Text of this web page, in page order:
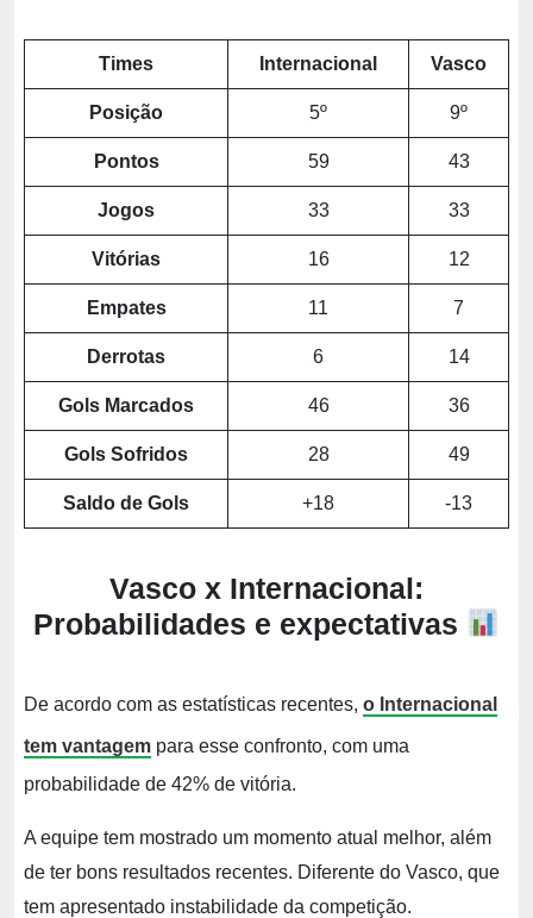
Times Internacional Vasco
Posição 5º 9º
Pontos 59 43
Jogos 33 33
Vitórias 16 12
Empates 11 7
Derrotas 6 14
Gols Marcados 46 36
Gols Sofridos 28 49
Saldo de Gols +18 -13
Vasco x Internacional:
Probabilidades e expectativas
De acordo com as estatísticas recentes, o Internacional
tem vantagem para esse confronto, com uma
probabilidade de 42% de vitória.
A equipe tem mostrado um momento atual melhor, além
de ter bons resultados recentes. Diferente do Vasco, que
tem apresentado instabilidade da competição.